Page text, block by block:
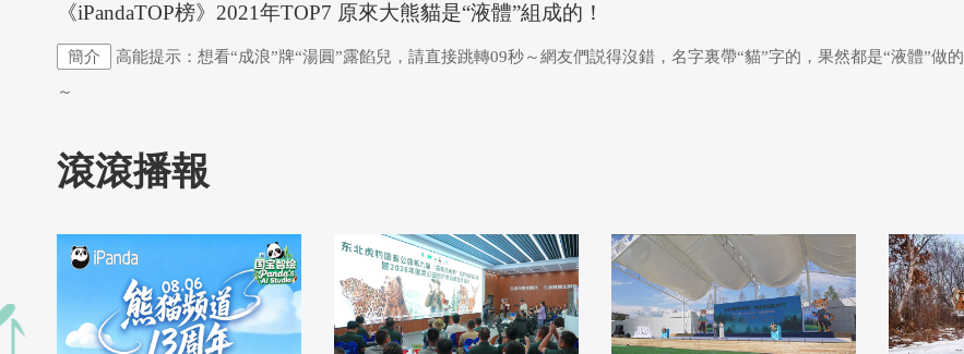
《iPandaTOP榜》2021年TOP7 原來大熊貓是“液體”組成的！
簡介
高能提示：想看“成浪”牌“湯圓”露餡兒，請直接跳轉09秒～網友們説得沒錯，名字裏帶“貓”字的，果然都是“液體”做的
～
滾滾播報